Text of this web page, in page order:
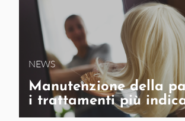
NEWS
Manutenzione della
i trattamenti più